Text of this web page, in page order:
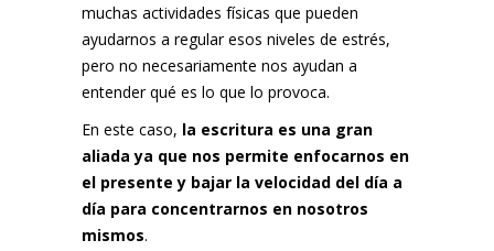
muchas actividades físicas que pueden
ayudarnos a regular esos niveles de estrés,
pero no necesariamente nos ayudan a
entender qué es lo que lo provoca.
En este caso, la escritura es una gran
aliada ya que nos permite enfocarnos en
el presente y bajar la velocidad del día a
día para concentrarnos en nosotros
mismos.